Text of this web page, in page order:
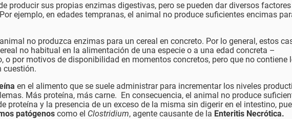
producir sus propias enzimas digestivas, pero se pueden dar diversos
ejemplo, en edades tempranas, el animal no produce suficientes encimas
no produzca enzimas para un cereal en concreto. Por lo general, estos
no habitual en la alimentación de una especie o a una edad concreta –
o por motivos de disponibilidad en momentos concretos, pero que no contiene
cuestión.
en el alimento que se suele administrar para incrementar los niveles
Más proteína, más carne. En consecuencia, el animal no produce
proteína y la presencia de un exceso de la misma sin digerir en el intestino,
patógenos como el Clostridium, agente causante de la Enteritis Necrótica.